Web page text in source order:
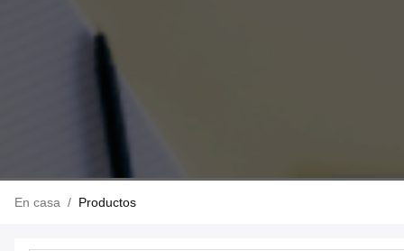
En casa / Productos